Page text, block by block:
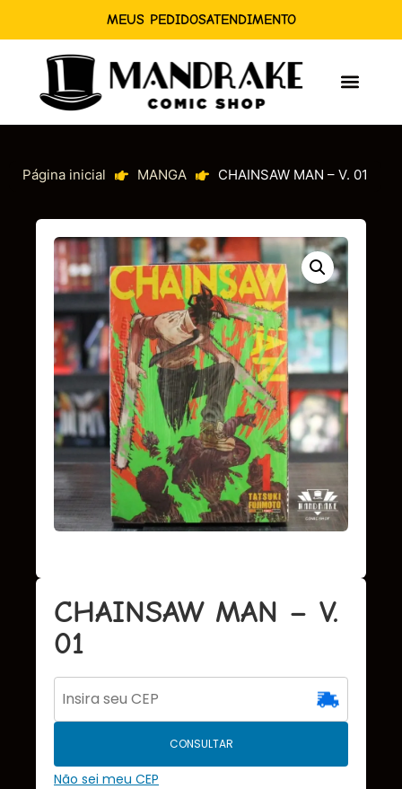
MEUS PEDIDOSATENDIMENTO
Página inicial MANGA CHAINSAW MAN – V. 01
CHAINSAW MAN – V.
01
CONSULTAR
Não sei meu CEP